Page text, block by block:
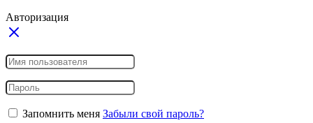
Авторизация
Запомнить меня Забыли свой пароль?